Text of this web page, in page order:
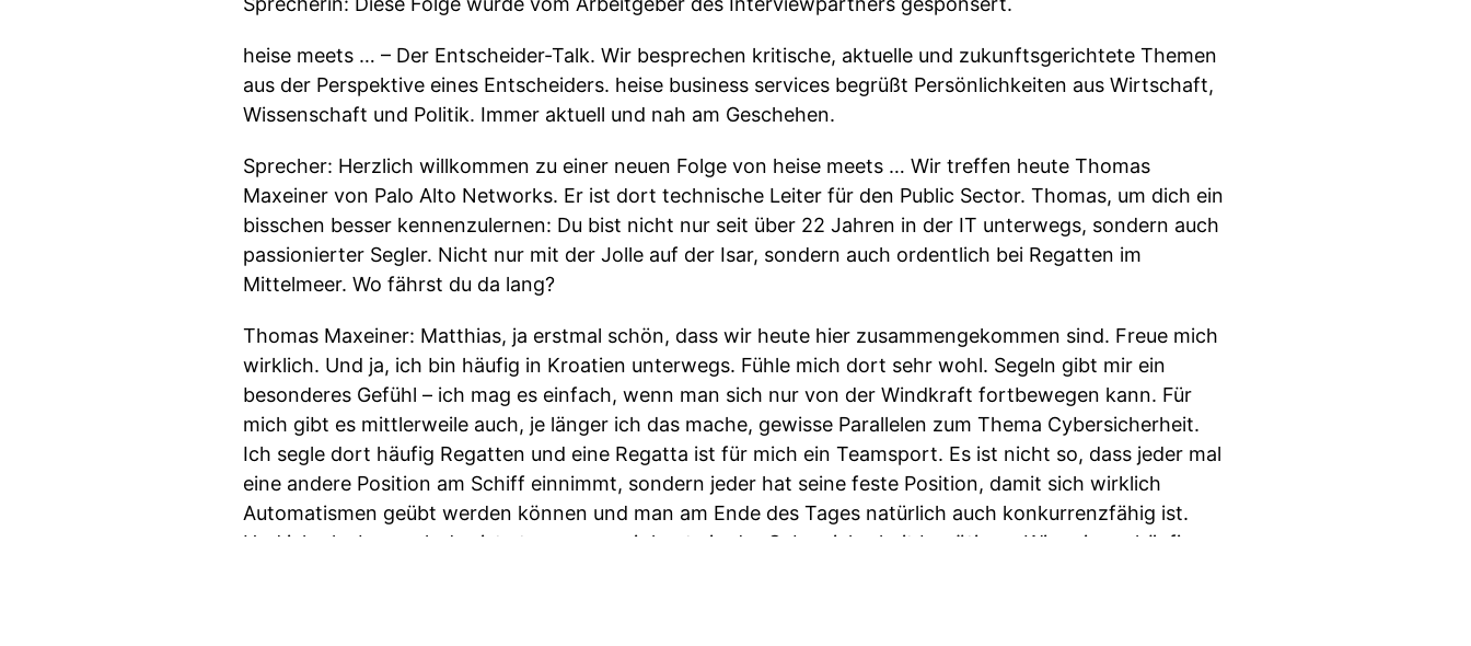
heise meets … – Der Entscheider-Talk. Wir besprechen kritische, aktuelle und zukunftsgerichtete Themen
aus der Perspektive eines Entscheiders. heise business services begrüßt Persönlichkeiten aus Wirtschaft,
Wissenschaft und Politik. Immer aktuell und nah am Geschehen.
Sprecher: Herzlich willkommen zu einer neuen Folge von heise meets … Wir treffen heute Thomas
Maxeiner von Palo Alto Networks. Er ist dort technische Leiter für den Public Sector. Thomas, um dich ein
bisschen besser kennenzulernen: Du bist nicht nur seit über 22 Jahren in der IT unterwegs, sondern auch
passionierter Segler. Nicht nur mit der Jolle auf der Isar, sondern auch ordentlich bei Regatten im
Mittelmeer. Wo fährst du da lang?
Thomas Maxeiner: Matthias, ja erstmal schön, dass wir heute hier zusammengekommen sind. Freue mich
wirklich. Und ja, ich bin häufig in Kroatien unterwegs. Fühle mich dort sehr wohl. Segeln gibt mir ein
besonderes Gefühl – ich mag es einfach, wenn man sich nur von der Windkraft fortbewegen kann. Für
mich gibt es mittlerweile auch, je länger ich das mache, gewisse Parallelen zum Thema Cybersicherheit.
Ich segle dort häufig Regatten und eine Regatta ist für mich ein Teamsport. Es ist nicht so, dass jeder mal
eine andere Position am Schiff einnimmt, sondern jeder hat seine feste Position, damit sich wirklich
Automatismen geübt werden können und man am Ende des Tages natürlich auch konkurrenzfähig ist.
Und ich glaube, auch das ist etwas, was wir heute in der Cybersicherheit benötigen. Wir agieren häufig